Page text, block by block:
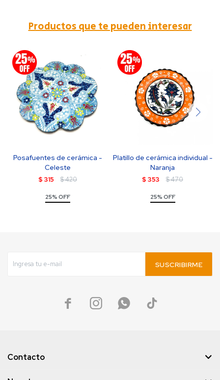
Productos que te pueden interesar
Posafuentes de cerámica -
Celeste
$ 315 $420
25% OFF
Platillo de cerámica individual -
Naranja
$ 353 $470
25% OFF
SUSCRIBIRME
   
Contacto